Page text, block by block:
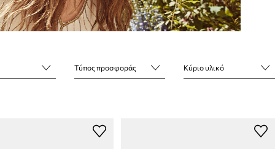
Τύπος προσφοράς Κύριο υλικό